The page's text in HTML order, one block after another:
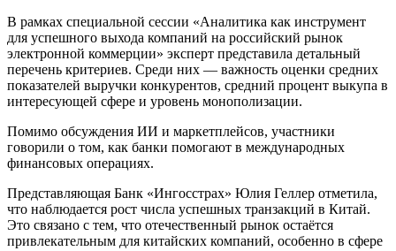
В рамках специальной сессии «Аналитика как инструмент
для успешного выхода компаний на российский рынок
электронной коммерции» эксперт представила детальный
перечень критериев. Среди них — важность оценки средних
показателей выручки конкурентов, средний процент выкупа в
интересующей сфере и уровень монополизации.
Помимо обсуждения ИИ и маркетплейсов, участники
говорили о том, как банки помогают в международных
финансовых операциях.
Представляющая Банк «Ингосстрах» Юлия Геллер отметила,
что наблюдается рост числа успешных транзакций в Китай.
Это связано с тем, что отечественный рынок остаётся
привлекательным для китайских компаний, особенно в сфере